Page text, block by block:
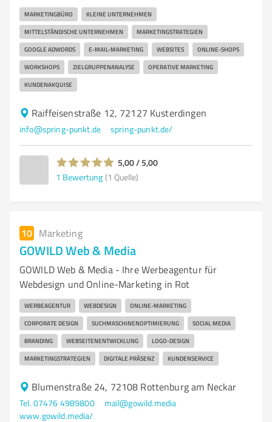
MARKETINGBÜRO KLEINE UNTERNEHMEN
MITTELSTÄNDISCHE UNTERNEHMEN MARKETINGSTRATEGIEN
GOOGLE ADWORDS E-MAIL-MARKETING WEBSITES ONLINE-SHOPS
WORKSHOPS ZIELGRUPPENANALYSE OPERATIVE MARKETING
KUNDENAKQUISE
Raiffeisenstraße 12, 72127 Kusterdingen
info@spring-punkt.de spring-punkt.de/
5,00 / 5,00
1 Bewertung (1 Quelle)
10 Marketing
GOWILD Web & Media
GOWILD Web & Media - Ihre Werbeagentur für
Webdesign und Online-Marketing in Rot
WERBEAGENTUR WEBDESIGN ONLINE-MARKETING
CORPORATE DESIGN SUCHMASCHINENOPTIMIERUNG SOCIAL MEDIA
BRANDING WEBSEITENENTWICKLUNG LOGO-DESIGN
MARKETINGSTRATEGIEN DIGITALE PRÄSENZ KUNDENSERVICE
Blumenstraße 24, 72108 Rottenburg am Neckar
Tel. 07476 4989800
mail@gowild.media
www.gowild.media/